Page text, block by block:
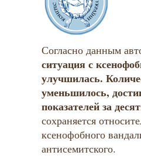
Согласно данным
ситуация с
улучшилась.
уменьшилось,
показателей за
сохраняется
ксенофобного
антисемитского.